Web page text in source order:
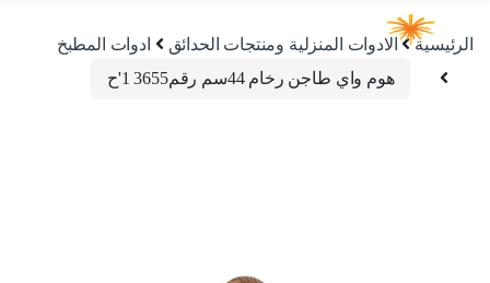
الرئيسية الادوات المنزلية ومنتجات الحدائق
ادوات المطبخ
هوم واي طاجن رخام 44سم رقم3655 1'ح